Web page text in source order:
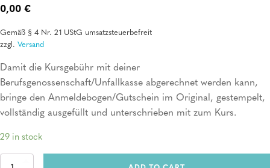
0,00 €
Gemäß § 4 Nr. 21 UStG umsatzsteuerbefreit
zzgl. Versand
Damit die Kursgebühr mit deiner
Berufsgenossenschaft/Unfallkasse abgerechnet werden kann,
bringe den Anmeldebogen/Gutschein im Original, gestempelt,
vollständig ausgefüllt und unterschrieben mit zum Kurs.
29 in stock
Erste